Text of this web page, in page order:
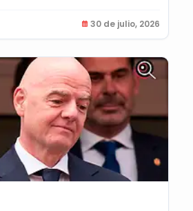
30 de julio, 2026